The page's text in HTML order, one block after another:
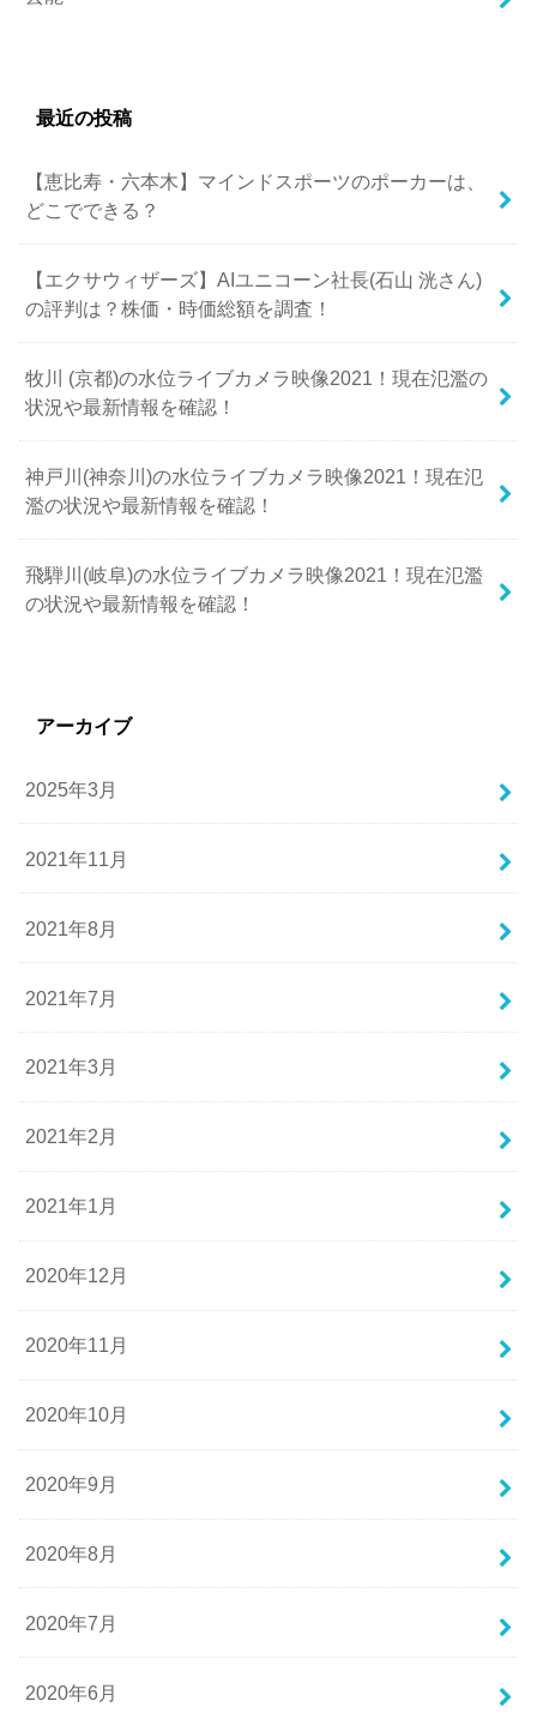
最近の投稿
【恵比寿・六本木】マインドスポーツのポーカーは、
どこでできる？
【エクサウィザーズ】AIユニコーン社長(石山 洸さん)
の評判は？株価・時価総額を調査！
牧川 (京都)の水位ライブカメラ映像2021！現在氾濫の
状況や最新情報を確認！
神戸川(神奈川)の水位ライブカメラ映像2021！現在氾
濫の状況や最新情報を確認！
飛騨川(岐阜)の水位ライブカメラ映像2021！現在氾濫
の状況や最新情報を確認！
アーカイブ
2025年3月
2021年11月
2021年8月
2021年7月
2021年3月
2021年2月
2021年1月
2020年12月
2020年11月
2020年10月
2020年9月
2020年8月
2020年7月
2020年6月